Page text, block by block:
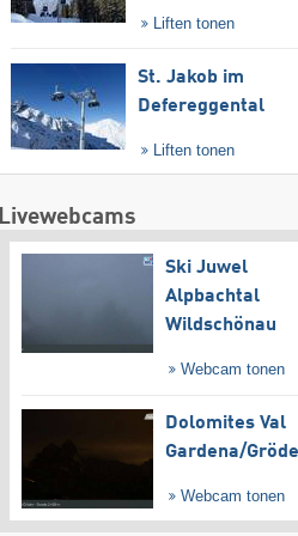
Liften tonen
St. Jakob im
Defereggental
Liften tonen
Livewebcams
Ski Juwel
Alpbachtal
Wildschönau
Webcam tonen
Dolomites Val
Gardena/​
Webcam tonen